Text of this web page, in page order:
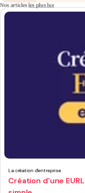
Nos articlesles plus lus
La création d'entreprise
Création d'une